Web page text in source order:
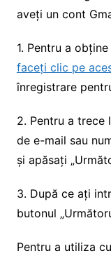
aveți un cont
1. Pentru a
faceți clic pe
înregistrare
2. Pentru a trece
de e-mail sau
și apăsați
3. După ce ați
butonul
Pentru a utiliza